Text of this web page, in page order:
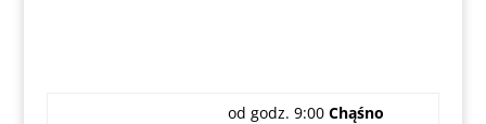
od godz. 9:00 Chąśno